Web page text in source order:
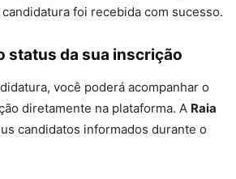
foi recebida com sucesso.
status da sua inscrição
você poderá acompanhar o
diretamente na plataforma. A Raia
candidatos informados durante o